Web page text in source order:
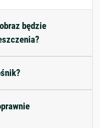
będzie